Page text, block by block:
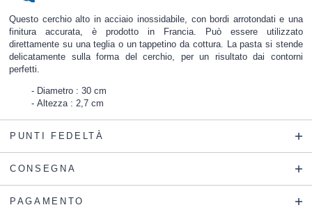
Questo cerchio alto in acciaio inossidabile, con bordi arrotondati e una
finitura accurata, è prodotto in Francia. Può essere utilizzato
direttamente su una teglia o un tappetino da cottura. La pasta si stende
delicatamente sulla forma del cerchio, per un risultato dai contorni
perfetti.
Diametro : 30 cm
Altezza : 2,7 cm
PUNTI FEDELTÀ
CONSEGNA
PAGAMENTO